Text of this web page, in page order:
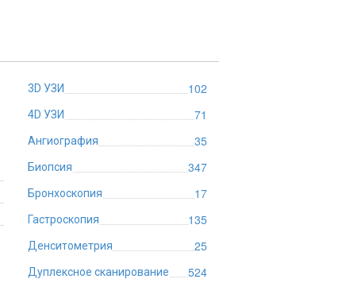
3D УЗИ 102
4D УЗИ 71
Ангиография 35
Биопсия 347
Бронхоскопия 17
Гастроскопия 135
Денситометрия 25
Дуплексное сканирование 524